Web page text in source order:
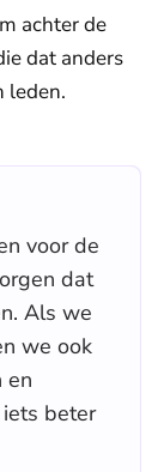
achter de
dat anders
leden.
voor de
dat
Als we
we ook
en
beter